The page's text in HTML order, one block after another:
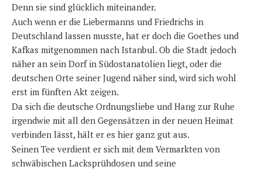
Denn sie sind glücklich miteinander.
Auch wenn er die Liebermanns und Friedrichs in
Deutschland lassen musste, hat er doch die Goethes und
Kafkas mitgenommen nach Istanbul. Ob die Stadt jedoch
näher an sein Dorf in Südostanatolien liegt, oder die
deutschen Orte seiner Jugend näher sind, wird sich wohl
erst im fünften Akt zeigen.
Da sich die deutsche Ordnungsliebe und Hang zur Ruhe
irgendwie mit all den Gegensätzen in der neuen Heimat
verbinden lässt, hält er es hier ganz gut aus.
Seinen Tee verdient er sich mit dem Vermarkten von
schwäbischen Lacksprühdosen und seine